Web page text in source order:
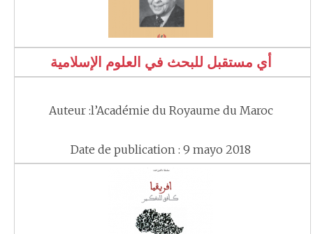
أي مستقبل للبحث في العلوم الإسلامية
Auteur :l’Académie du Royaume du Maroc
Date de publication : 9 mayo 2018